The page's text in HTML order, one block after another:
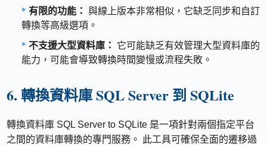
有限的功能： 與線上版本非常相似，它缺乏同步和自訂
轉換等高級選項。
不支援大型資料庫：
它可能缺乏有效管理大型資料庫的
能力，可能會導致轉換時間變慢或流程失敗。
6. 轉換資料庫 SQL Server 到 SQLite
轉換資料庫 SQL Server to SQLite 是一項針對兩個指定平台
之間的資料庫轉換的專門服務。 此工具可確保全面的遷移過